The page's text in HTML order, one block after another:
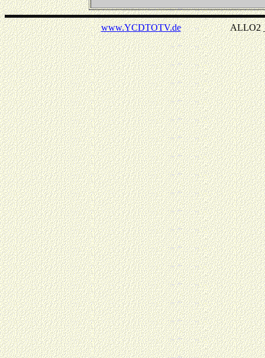
www.YCDTOTV.deALLO2 _